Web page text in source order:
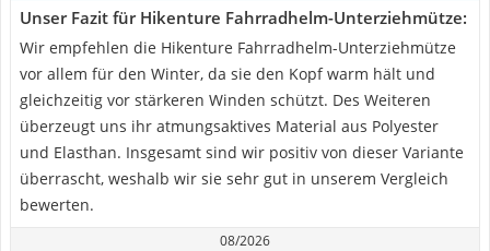
Unser Fazit für Hikenture Fahrradhelm-Unterziehmütze:
Wir empfehlen die Hikenture Fahrradhelm-Unterziehmütze
vor allem für den Winter, da sie den Kopf warm hält und
gleichzeitig vor stärkeren Winden schützt. Des Weiteren
überzeugt uns ihr atmungsaktives Material aus Polyester
und Elasthan. Insgesamt sind wir positiv von dieser Variante
überrascht, weshalb wir sie sehr gut in unserem Vergleich
bewerten.
08/2026